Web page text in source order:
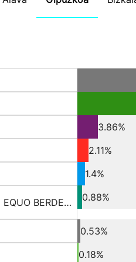
3.86%
2.11%
1.4%
EQUO BERDEAK 0.88%
0.53%
0.18%